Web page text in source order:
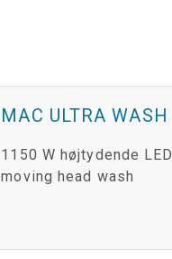
MAC ULTRA WASH
1150 W højtydende LED
moving head wash